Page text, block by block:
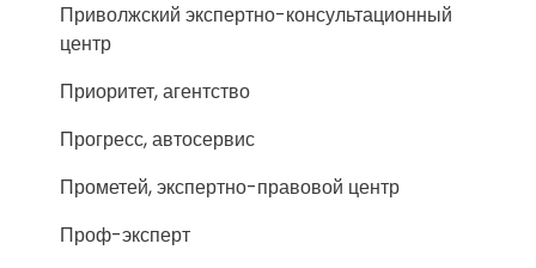
Приволжский экспертно-консультационный
центр
Приоритет, агентство
Прогресс, автосервис
Прометей, экспертно-правовой центр
Проф-эксперт